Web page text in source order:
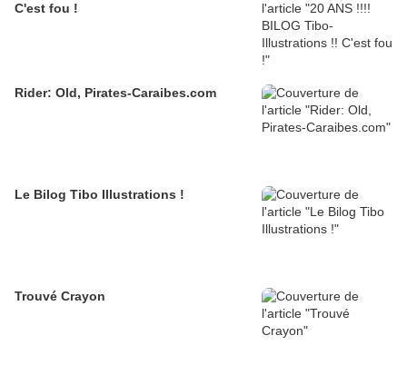
C'est fou !
Rider: Old, Pirates-Caraibes.com
Le Bilog Tibo Illustrations !
Trouvé Crayon